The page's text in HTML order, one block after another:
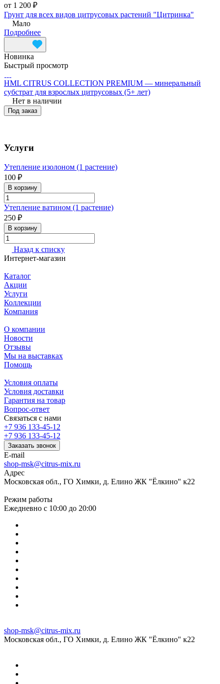
от 1 200 ₽
Грунт для всех видов цитрусовых растений "Цитринка"
Мало
Подробнее
Новинка
Быстрый просмотр
HML CITRUS COLLECTION PREMIUM — минеральный
субстрат для взрослых цитрусовых (5+ лет)
Нет в наличии
Под заказ
Услуги
Утепление изолоном (1 растение)
100 ₽
В корзину
Утепление ватином (1 растение)
250 ₽
В корзину
Назад к списку
Интернет-магазин
Каталог
Акции
Услуги
Коллекции
Компания
О компании
Новости
Отзывы
Мы на выставках
Помощь
Условия оплаты
Условия доставки
Гарантия на товар
Вопрос-ответ
Связаться с нами
+7 936 133-45-12
+7 936 133-45-12
Заказать звонок
E-mail
shop-msk@citrus-mix.ru
Адрес
Московская обл., ГО Химки, д. Елино ЖК "Ёлкино" к22
Режим работы
Ежедневно с 10:00 до 20:00
shop-msk@citrus-mix.ru
Московская обл., ГО Химки, д. Елино ЖК "Ёлкино" к22